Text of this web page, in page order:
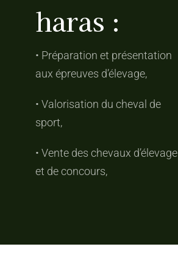
haras :
• Préparation et présentation
aux épreuves d’élevage,
• Valorisation du cheval de
sport,
• Vente des chevaux d’élevage
et de concours,